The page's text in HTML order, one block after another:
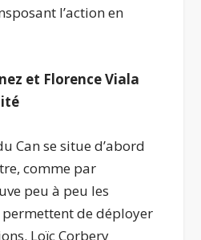
l’action en
et Florence Viala
Can se situe d’abord
comme par
peu à peu les
de déployer
Loïc Corbery